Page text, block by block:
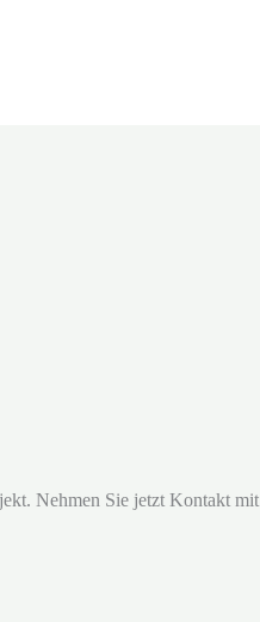
Nehmen Sie jetzt Kontakt mit